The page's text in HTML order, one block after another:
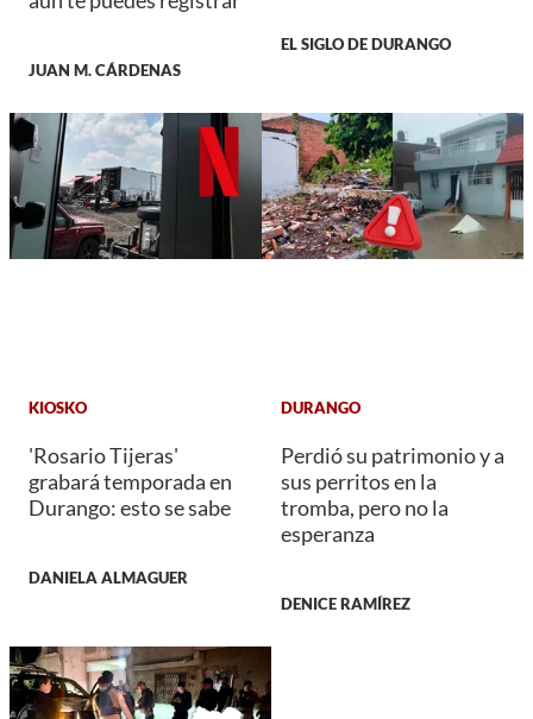
JUAN M. CÁRDENAS
EL SIGLO DE DURANGO
KIOSKO
'Rosario Tijeras'
grabará temporada en
Durango: esto se sabe
DANIELA ALMAGUER
DURANGO
Perdió su patrimonio y a
sus perritos en la
tromba, pero no la
esperanza
DENICE RAMÍREZ